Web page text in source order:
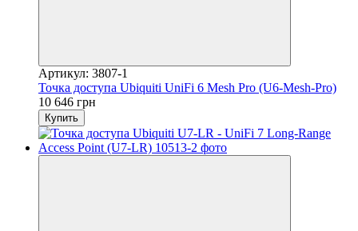
Артикул: 3807-1
Точка доступа Ubiquiti UniFi 6 Mesh Pro (U6-Mesh-Pro)
10 646 грн
Купить